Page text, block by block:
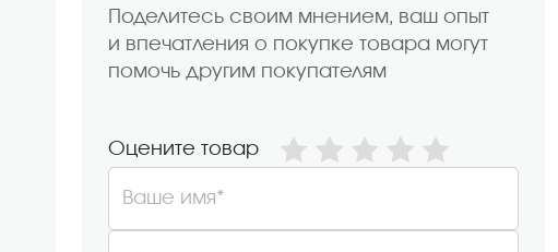
Поделитесь своим мнением, ваш опыт
и впечатления о покупке товара могут
помочь другим покупателям
Оцените товар
Ваше имя*